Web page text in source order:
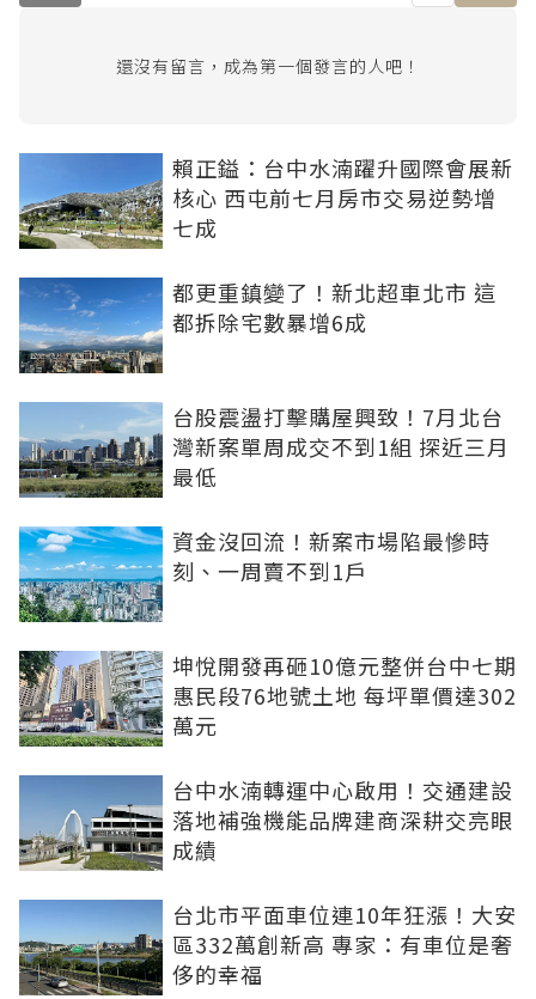
還沒有留言，成為第一個發言的人吧！
賴正鎰：台中水湳躍升國際會展新
核心 西屯前七月房市交易逆勢增
七成
都更重鎮變了！新北超車北市 這
都拆除宅數暴增6成
台股震盪打擊購屋興致！7月北台
灣新案單周成交不到1組 探近三月
最低
資金沒回流！新案市場陷最慘時
刻、一周賣不到1戶
坤悅開發再砸10億元整併台中七期
惠民段76地號土地 每坪單價達302
萬元
台中水湳轉運中心啟用！交通建設
落地補強機能品牌建商深耕交亮眼
成績
台北市平面車位連10年狂漲！大安
區332萬創新高 專家：有車位是奢
侈的幸福